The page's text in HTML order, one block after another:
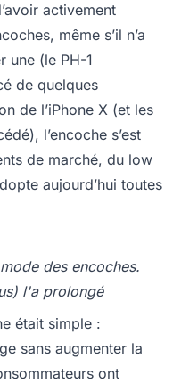
activement
même s’il n’a
une (le PH-1
de quelques
de l’iPhone X (et les
l’encoche s’est
de marché, du low
aujourd’hui toutes
des encoches.
l'a prolongé
était simple :
sans augmenter la
ont